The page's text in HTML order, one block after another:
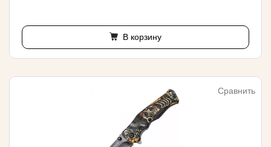
В корзину
Сравнить